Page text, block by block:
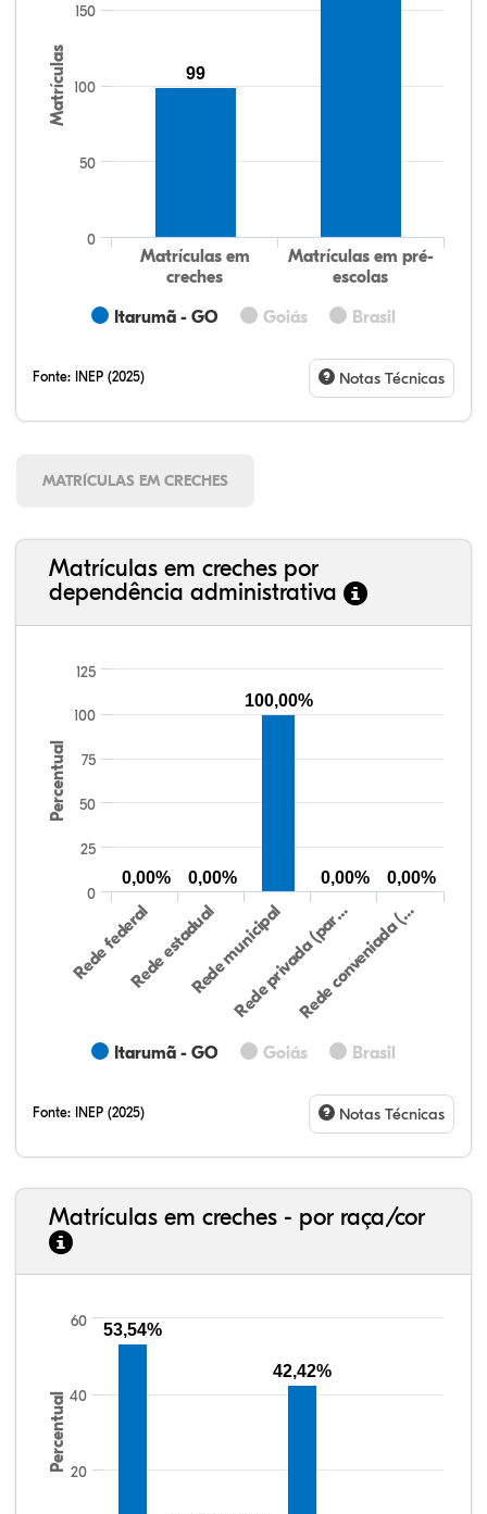
Matrículas
Itarumã - GO Goiás Brasil
Matrículas em
creches
Matrículas em pré-
escolas
0
50
100
150
99
Fonte: INEP (2025) Notas Técnicas
MATRÍCULAS EM CRECHES
Matrículas em creches por
dependência administrativa
Percentual
Itarumã - GO Goiás Brasil
Rede federalRede estadualRede municipal
Rede privada (par…Rede conveniada (…
0
25
50
75
100
125
0,00% 0,00%
100,00%
0,00% 0,00%
Fonte: INEP (2025) Notas Técnicas
Matrículas em creches - por raça/cor
Percentual 20
40
60 53,54%
42,42%
24,18%
6,98%
0,91%
67,29%
0,15%
0,48%
33,06%
7,95%
0,46%
55,81%
1,22%
1,50%